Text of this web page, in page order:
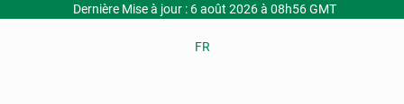
Dernière Mise à jour : 6 août 2026 à 08h56 GMT
FR